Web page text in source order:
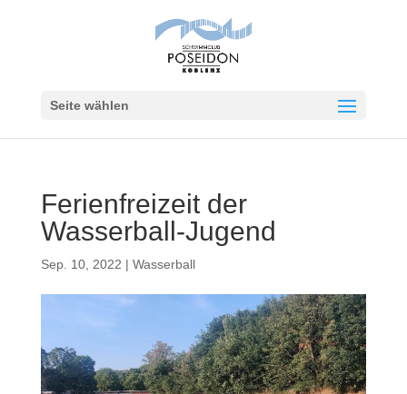
Seite wählen
Ferienfreizeit der
Wasserball-Jugend
Sep. 10, 2022 | Wasserball